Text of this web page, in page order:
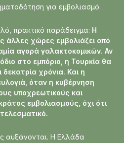
για εμβολιασμό.
πρακτικό παράδειγμα: Η
άλλες χώρες εμβολιάζει από
αγορά γαλακτοκομικών. Αν
στο εμπόριο, η Τουρκία θα
δεκατρία χρόνια. Και η
όταν η κυβέρνηση
υποχρεωτικούς και
εμβολιασμούς, όχι ότι
αυξάνονται. Η Ελλάδα